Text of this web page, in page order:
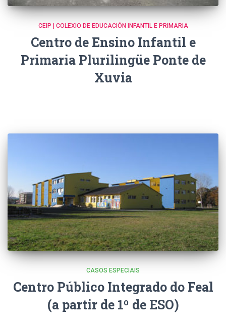
CEIP | COLEXIO DE EDUCACIÓN INFANTIL E PRIMARIA
Centro de Ensino Infantil e
Primaria Plurilingüe Ponte de
Xuvia
CASOS ESPECIAIS
Centro Público Integrado do Feal
(a partir de 1º de ESO)